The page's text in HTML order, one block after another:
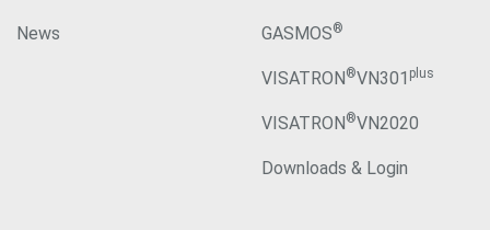
News GASMOS®
VISATRON®VN301 plus
VISATRON®VN2020
Downloads & Login